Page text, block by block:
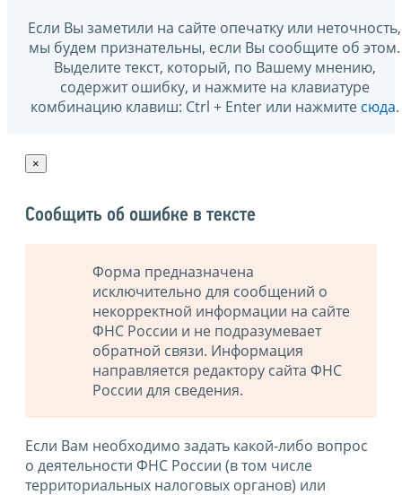
Если Вы заметили на сайте опечатку или неточность,
мы будем признательны, если Вы сообщите об этом.
Выделите текст, который, по Вашему мнению,
содержит ошибку, и нажмите на клавиатуре
комбинацию клавиш: Ctrl + Enter или нажмите сюда.
×
Сообщить об ошибке в тексте
Форма предназначена
исключительно для сообщений о
некорректной информации на сайте
ФНС России и не подразумевает
обратной связи. Информация
направляется редактору сайта ФНС
России для сведения.
Если Вам необходимо задать какой-либо вопрос
о деятельности ФНС России (в том числе
территориальных налоговых органов) или